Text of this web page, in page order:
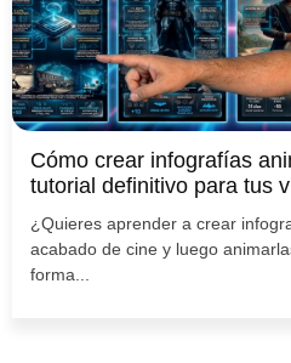
Cómo crear infografías
tutorial definitivo para tus
¿Quieres aprender a crear
acabado de cine y luego
forma...